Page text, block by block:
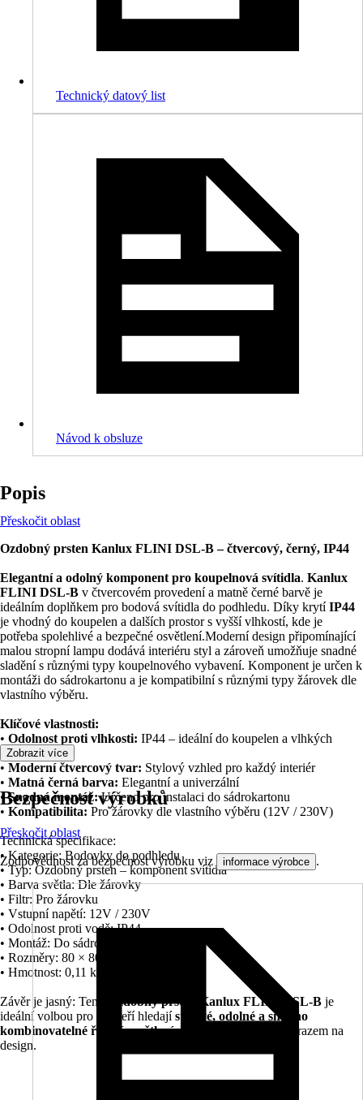
Technický datový list
Návod k obsluze
Popis
Přeskočit oblast
Ozdobný prsten Kanlux FLINI DSL-B – čtvercový, černý, IP44
Elegantní a odolný komponent pro koupelnová svítidla. Kanlux
FLINI DSL-B v čtvercovém provedení a matně černé barvě je
ideálním doplňkem pro bodová svítidla do podhledu. Díky krytíIP44
je vhodný do koupelen a dalších prostor s vyšší vlhkostí, kde je
potřeba spolehlivé a bezpečné osvětlení.Moderní design připomínající
malou stropní lampu dodává interiéru styl a zároveň umožňuje snadné
sladění s různými typy koupelnového vybavení. Komponent je určen k
montáži do sádrokartonu a je kompatibilní s různými typy žárovek dle
vlastního výběru.
Klíčové vlastnosti:
• Odolnost proti vlhkosti: IP44 – ideální do koupelen a vlhkých
prostor
• Moderní čtvercový tvar: Stylový vzhled pro každý interiér
• Matná černá barva: Elegantní a univerzální
•Snadná montáž:Určeno pro instalaci do sádrokartonu
• Kompatibilita: Pro žárovky dle vlastního výběru (12V / 230V)
Technická specifikace:
• Kategorie: Bodovky do podhledu
• Typ: Ozdobný prsten – komponent svítidla
• Barva světla: Dle žárovky
• Filtr: Pro žárovku
• Vstupní napětí: 12V / 230V
• Odolnost proti vodě: IP44
• Montáž: Do sádrokartonu
• Rozměry: 80 × 80 × 40 mm
• Hmotnost: 0,11 kg
Závěr je jasný: Tento ozdobný prsten Kanlux FLINI DSL-B je
ideální volbou pro ty, kteří hledajístylové, odolné a snadno
kombinovatelné řešení osvětlenído vlhkých prostor s důrazem na
design.
Zobrazit více
Bezpečnost výrobků
Přeskočit oblast
Zodpovědnost za bezpečnost výrobku viz informace výrobce .